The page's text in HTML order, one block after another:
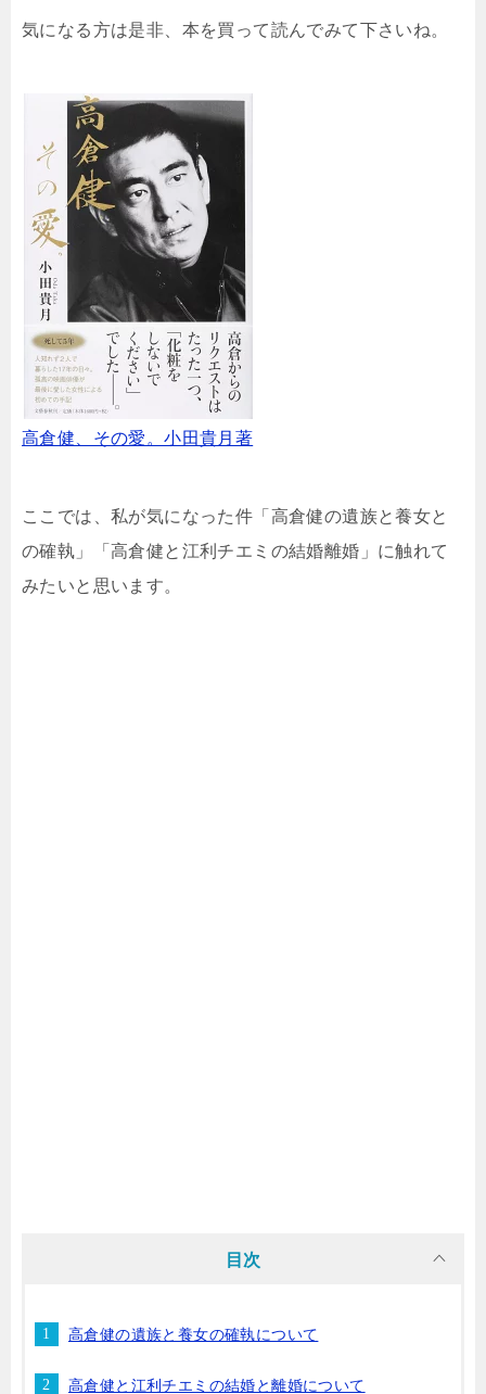
気になる方は是非、本を買って読んでみて下さいね。
高倉健、その愛。小田貴月著
ここでは、私が気になった件「高倉健の遺族と養女と
の確執」「高倉健と江利チエミの結婚離婚」に触れて
みたいと思います。
目次
高倉健の遺族と養女の確執について
高倉健と江利チエミの結婚と離婚について